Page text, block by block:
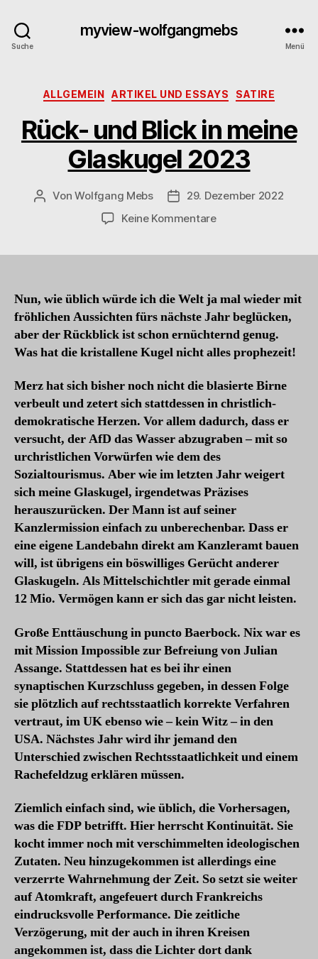
Suche
myview-wolfgangmebs
Menü
Kategorien
ALLGEMEIN ARTIKEL UND ESSAYS SATIRE
Rück- und Blick in meine
Glaskugel 2023
Beitragsautor
VonWolfgang Mebs Beitragsdatum
29. Dezember 2022
Keine Kommentarezu
-
u
d
B
i
c
k
i
m
e
i
n
e
G
l
a
s
g
e
l
2
0
2
3
Nun, wie üblich würde ich die Welt ja mal wieder mit
fröhlichen Aussichten fürs nächste Jahr beglücken,
aber der Rückblick ist schon ernüchternd genug.
Was hat die kristallene Kugel nicht alles prophezeit!
Merz hat sich bisher noch nicht die blasierte Birne
verbeult und zetert sich stattdessen in christlich-
demokratische Herzen. Vor allem dadurch, dass er
versucht, der AfD das Wasser abzugraben – mit so
urchristlichen Vorwürfen wie dem des
Sozialtourismus. Aber wie im letzten Jahr weigert
sich meine Glaskugel, irgendetwas Präzises
herauszurücken. Der Mann ist auf seiner
Kanzlermission einfach zu unberechenbar. Dass er
eine eigene Landebahn direkt am Kanzleramt bauen
will, ist übrigens ein böswilliges Gerücht anderer
Glaskugeln. Als Mittelschichtler mit gerade einmal
12 Mio. Vermögen kann er sich das gar nicht leisten.
Große Enttäuschung in puncto Baerbock. Nix war es
mit Mission Impossible zur Befreiung von Julian
Assange. Stattdessen hat es bei ihr einen
synaptischen Kurzschluss gegeben, in dessen Folge
sie plötzlich auf rechtsstaatlich korrekte Verfahren
vertraut, im UK ebenso wie – kein Witz – in den
USA. Nächstes Jahr wird ihr jemand den
Unterschied zwischen Rechtsstaatlichkeit und einem
Rachefeldzug erklären müssen.
Ziemlich einfach sind, wie üblich, die Vorhersagen,
was die FDP betrifft. Hier herrscht Kontinuität. Sie
kocht immer noch mit verschimmelten ideologischen
Zutaten. Neu hinzugekommen ist allerdings eine
verzerrte Wahrnehmung der Zeit. So setzt sie weiter
auf Atomkraft, angefeuert durch Frankreichs
eindrucksvolle Performance. Die zeitliche
Verzögerung, mit der auch in ihren Kreisen
angekommen ist, dass die Lichter dort dank